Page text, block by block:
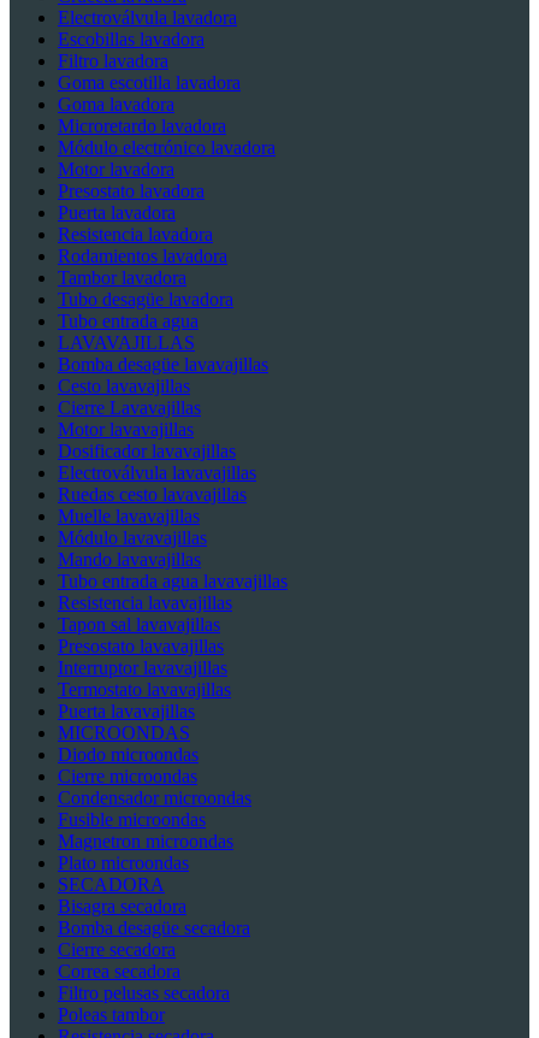
Electroválvula lavadora
Escobillas lavadora
Filtro lavadora
Goma escotilla lavadora
Goma lavadora
Microretardo lavadora
Módulo electrónico lavadora
Motor lavadora
Presostato lavadora
Puerta lavadora
Resistencia lavadora
Rodamientos lavadora
Tambor lavadora
Tubo desagüe lavadora
Tubo entrada agua
LAVAVAJILLAS
Bomba desagüe lavavajillas
Cesto lavavajillas
Cierre Lavavajillas
Motor lavavajillas
Dosificador lavavajillas
Electroválvula lavavajillas
Ruedas cesto lavavajillas
Muelle lavavajillas
Módulo lavavajillas
Mando lavavajillas
Tubo entrada agua lavavajillas
Resistencia lavavajillas
Tapon sal lavavajillas
Presostato lavavajillas
Interruptor lavavajillas
Termostato lavavajillas
Puerta lavavajillas
MICROONDAS
Diodo microondas
Cierre microondas
Condensador microondas
Fusible microondas
Magnetron microondas
Plato microondas
SECADORA
Bisagra secadora
Bomba desagüe secadora
Cierre secadora
Correa secadora
Filtro pelusas secadora
Poleas tambor